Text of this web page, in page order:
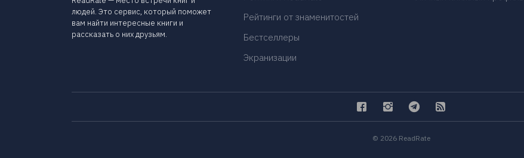
людей. Это сервис, который поможет
вам найти интересные книги и
рассказать о них друзьям.
Рейтинги от знаменитостей
Бестселлеры
Экранизации
© 2026 ReadRate